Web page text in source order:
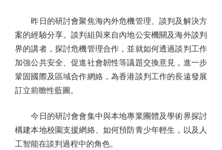
昨日的研討會聚焦海內外危機管理、談判及解決方
案的經驗分享。談判組與來自內地公安機關及海外談判
界的講者，探討危機管理合作，並就如何透過談判工作
加強公共安全、促進社會韌性等議題交換意見，進一步
鞏固國際及區域合作網絡，為香港談判工作的長遠發展
訂立前瞻性藍圖。
今日的研討會會集中與本地專業團體及學術界探討
構建本地校園支援網絡、如何預防青少年輕生，以及人
工智能在談判過程中的角色。